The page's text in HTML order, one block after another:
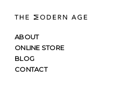
ABOUT
ONLINE STORE
BLOG
CONTACT